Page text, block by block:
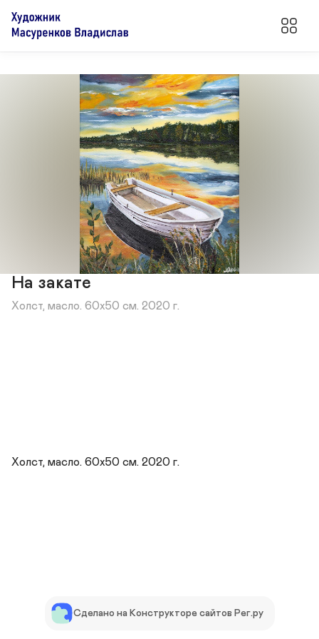
На закате
Холст, масло. 60х50 см. 2020 г.
Холст, масло. 60х50 см. 2020 г.
Сделано на Конструкторе сайтов Рег.ру